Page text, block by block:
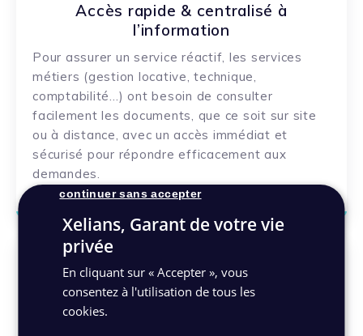
Accès rapide & centralisé à
l’information
Pour assurer un service réactif, les services
métiers (gestion locative, technique,
comptabilité…) ont besoin de consulter
facilement les documents, que ce soit sur site
ou à distance, avec un accès immédiat et
sécurisé pour répondre efficacement aux
demandes.
Xelians, Garant de votre vie
privée
En cliquant sur « Accepter », vous
consentez à l'utilisation de tous les
cookies.
continuer sans accepter